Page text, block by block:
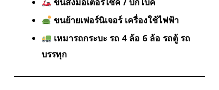
ขนย้ายเฟอร์นิเจอร์ เครื่องใช้ไฟฟ้า
เหมารถกระบะ รถ 4 ล้อ 6 ล้อ รถตู้ รถ
บรรทุก